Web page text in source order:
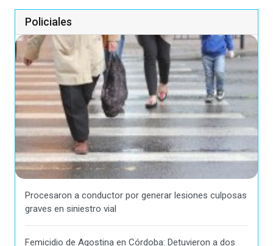
Policiales
Procesaron a conductor por generar lesiones culposas
graves en siniestro vial
Femicidio de Agostina en Córdoba: Detuvieron a dos